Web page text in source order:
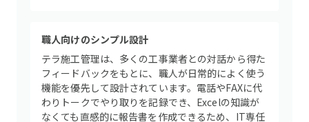
職人向けのシンプル設計
テラ施工管理は、多くの工事業者との対話から得た
フィードバックをもとに、職人が日常的によく使う
機能を優先して設計されています。電話やFAXに代
わりトークでやり取りを記録でき、Excelの知識が
なくても直感的に報告書を作成できるため、IT専任